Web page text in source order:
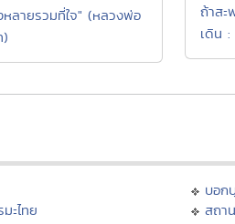
ลายรวมที่ใจ" (หลวงพ่อ
ถ้าสะ
เดิน
ะไทย
บอ
สถา